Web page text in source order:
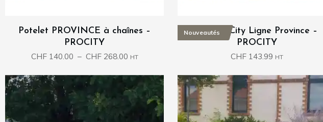
Potelet PROVINCE à chaînes –
PROCITY
CHF140.00 – CHF268.00Plage
prix :
CHF 140.00
CHF 268.00
HT
Nouveautés
Potelet City Ligne Province –
PROCITY
CHF143.99 HT